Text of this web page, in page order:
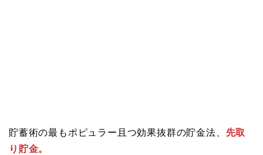
貯蓄術の最もポピュラー且つ効果抜群の貯金法、 先取
り貯金。